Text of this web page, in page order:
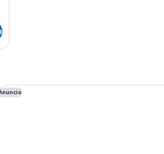
by Marriott San Salvador